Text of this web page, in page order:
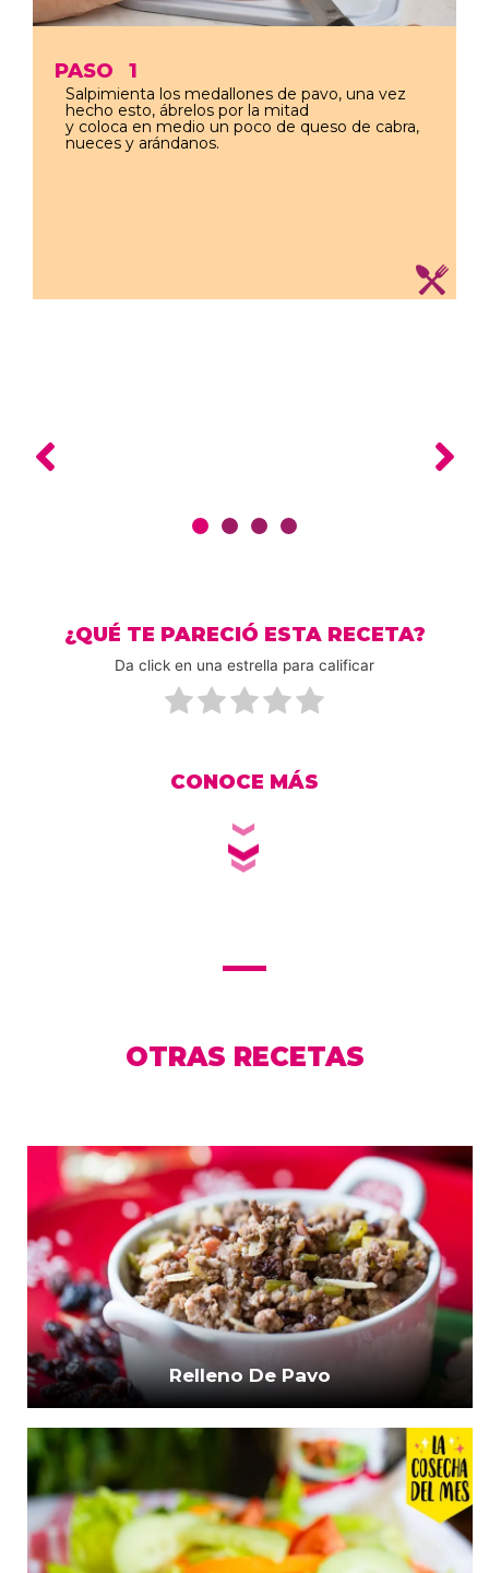
PASO 1
Salpimienta los medallones de pavo, una vez
hecho esto, ábrelos por la mitad
y coloca en medio un poco de queso de cabra,
nueces y arándanos.
¿QUÉ TE PARECIÓ ESTA RECETA?
Da click en una estrella para calificar
CONOCE MÁS
OTRAS RECETAS
Relleno De Pavo